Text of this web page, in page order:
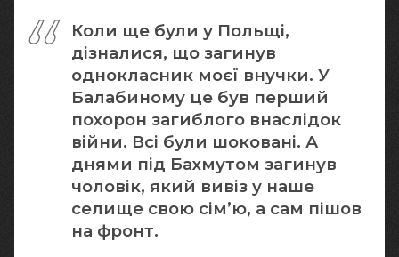
Коли ще були у Польщі,
дізналися, що загинув
однокласник моєї внучки. У
Балабиному це був перший
похорон загиблого внаслідок
війни. Всі були шоковані. А
днями під Бахмутом загинув
чоловік, який вивіз у наше
селище свою сім’ю, а сам пішов
на фронт.